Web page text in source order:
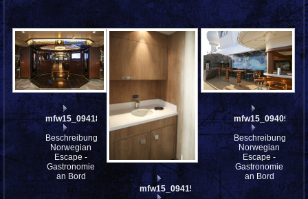
mfw15_094181
Beschreibung:
Norwegian
Escape -
Gastronomie
an Bord
mfw15_094150
mfw15_094098
Beschreibung:
Norwegian
Escape -
Gastronomie
an Bord